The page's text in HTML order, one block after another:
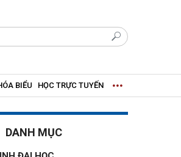
BIỂU HỌC TRỰC TUYẾN
DANH MỤC